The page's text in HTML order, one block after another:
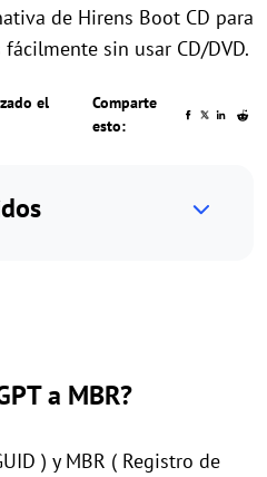
de Hirens Boot CD para
sin usar CD/DVD.
el
Comparte
esto:
a MBR?
) y MBR ( Registro de